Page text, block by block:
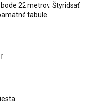
22 metrov. Štyridsať
tabule